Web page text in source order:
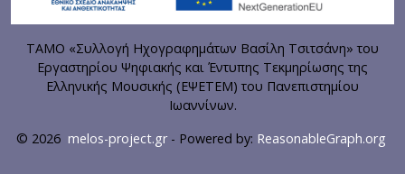
ΤΑΜΟ «Συλλογή Ηχογραφημάτων Βασίλη Τσιτσάνη» του
Εργαστηρίου Ψηφιακής και Έντυπης Τεκμηρίωσης της
Ελληνικής Μουσικής (ΕΨΕΤΕΜ) του Πανεπιστημίου
Ιωαννίνων.
© 2026 melos-project.gr- Powered by: ReasonableGraph.org